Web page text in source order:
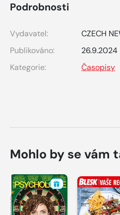
Podrobnosti
Vydavatel:
CZECH
Publikováno:
26.9.2024
Kategorie:
Časopisy
Mohlo by se vám